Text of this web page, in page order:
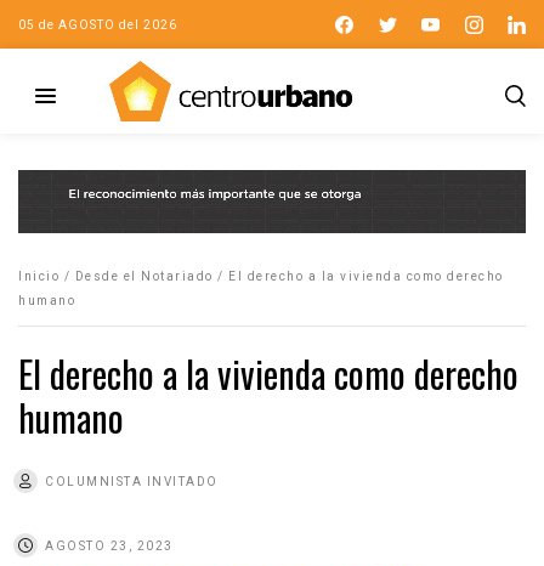
05 de AGOSTO del 2026
Inicio / Desde el Notariado /
El derecho a la vivienda como derecho
humano
El derecho a la vivienda como derecho
humano
COLUMNISTA INVITADO
AGOSTO 23, 2023